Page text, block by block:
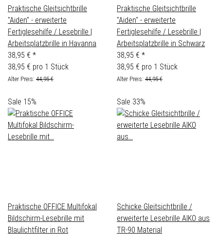
Praktische Gleitsichtbrille
"Aiden" - erweiterte
Fertiglesehilfe / Lesebrille |
Arbeitsplatzbrille in Havanna
38,95 € *
38,95 € pro 1 Stück
Alter Preis: 44,95 €
Praktische Gleitsichtbrille
"Aiden" - erweiterte
Fertiglesehilfe / Lesebrille |
Arbeitsplatzbrille in Schwarz
38,95 € *
38,95 € pro 1 Stück
Alter Preis: 44,95 €
Sale 15%
Praktische OFFICE Multifokal
Bildschirm-Lesebrille mit
Blaulichtfilter in Rot
Sale 33%
Schicke Gleitsichtbrille /
erweiterte Lesebrille AIKO aus
TR-90 Material